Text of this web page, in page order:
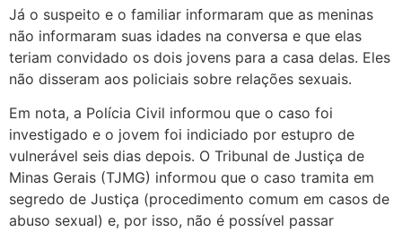
Já o suspeito e o familiar informaram que as meninas
não informaram suas idades na conversa e que elas
teriam convidado os dois jovens para a casa delas. Eles
não disseram aos policiais sobre relações sexuais.
Em nota, a Polícia Civil informou que o caso foi
investigado e o jovem foi indiciado por estupro de
vulnerável seis dias depois. O Tribunal de Justiça de
Minas Gerais (TJMG) informou que o caso tramita em
segredo de Justiça (procedimento comum em casos de
abuso sexual) e, por isso, não é possível passar